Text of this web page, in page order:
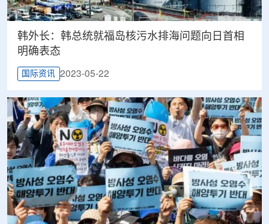
韩外长：韩总统就福岛核污水排海问题向日首相
明确表态
国际资讯 2023-05-22